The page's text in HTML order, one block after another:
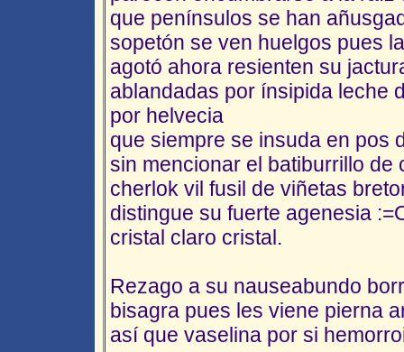
que penínsulos se han
sopetón se ven huelgos pues
agotó ahora resienten su
ablandadas por ínsipida leche
por helvecia
que siempre se insuda en pos
sin mencionar el batiburrillo de
cherlok vil fusil de viñetas
distingue su fuerte agenesia
cristal claro cristal.
Rezago a su nauseabundo
bisagra pues les viene pierna
así que vaselina por si